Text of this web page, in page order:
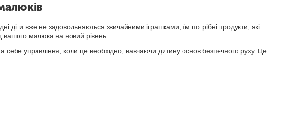
діти вже не задовольняються звичайними іграшками, їм потрібні продукти, які
вашого малюка на новий рівень.
себе управління, коли це необхідно, навчаючи дитину основ безпечного руху. Це